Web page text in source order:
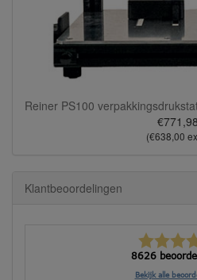
Reiner PS100
€771,98
(€638,00
Klantbeoordelingen
8626
Bekijk alle